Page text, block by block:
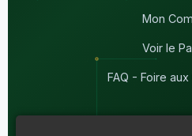
Mon
Voir le
FAQ - Foire